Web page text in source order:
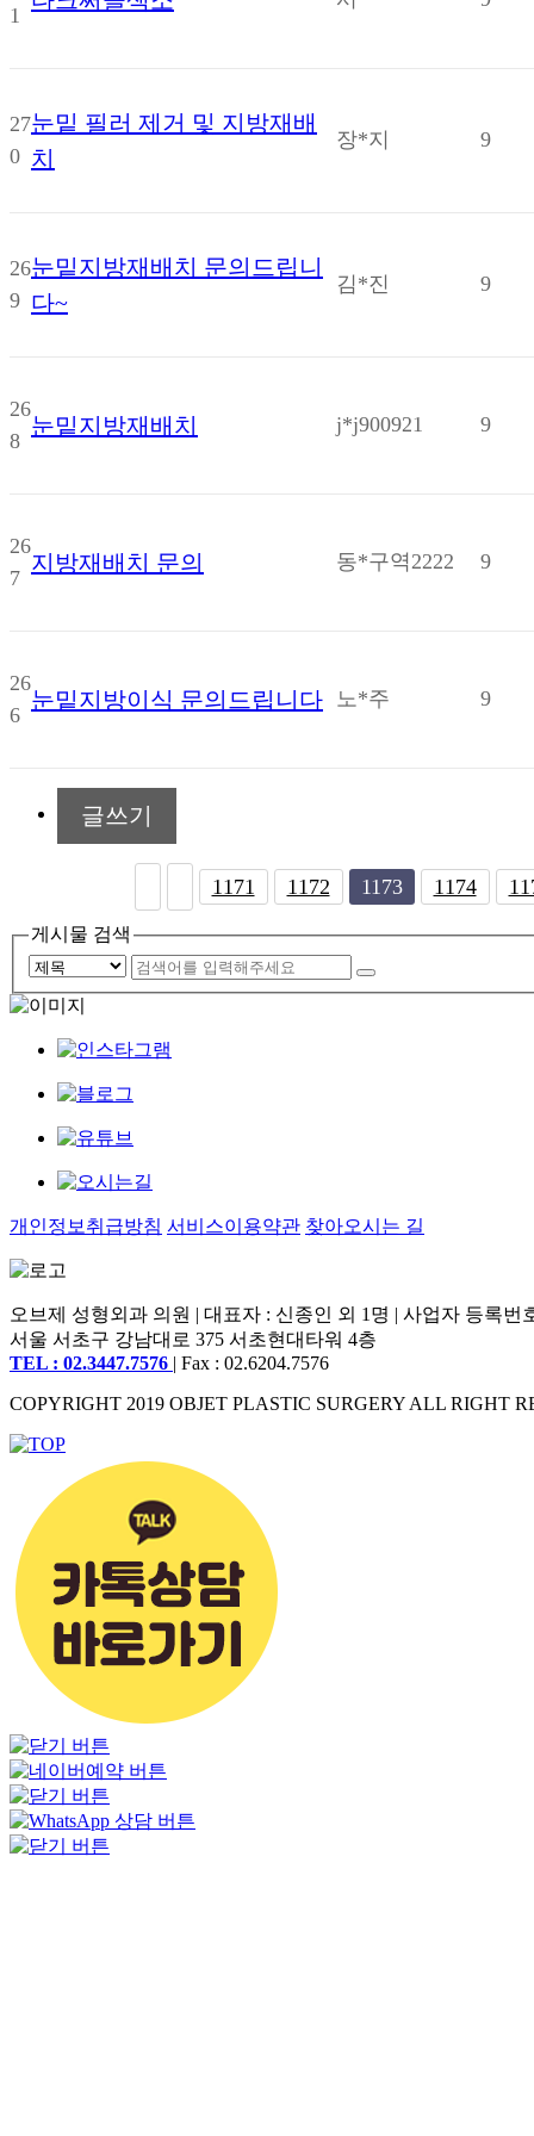
1
27
0
눈밑 필러 제거 및 지방재배
치
장*지 9
26
9
눈밑지방재배치 문의드립니
다~
김*진 9
26
8
눈밑지방재배치 j*j900921 9
26
7
지방재배치 문의 동*구역2222 9
26
6
눈밑지방이식 문의드립니다 노*주 9
글쓰기
1171 1172 1173 1174
게시물 검색
개인정보취급방침 서비스이용약관 찾아오시는 길
오브제 성형외과 의원 | 대표자 : 신종인 외 1명 | 사업자 등록번
서울 서초구 강남대로 375 서초현대타워 4층
TEL : 02.3447.7576 | Fax : 02.6204.7576
COPYRIGHT 2019 OBJET PLASTIC SURGERY ALL RIGHT